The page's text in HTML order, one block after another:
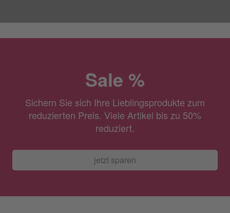
Sale %
Sichern Sie sich Ihre Lieblingsprodukte zum
reduzierten Preis. Viele Artikel bis zu 50%
reduziert.
jetzt sparen